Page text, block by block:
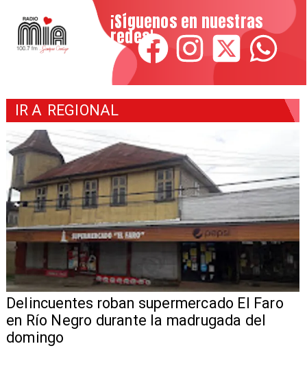
¡Síguenos en nuestras
redes!
IR A REGIONAL
Delincuentes roban supermercado El Faro
en Río Negro durante la madrugada del
domingo